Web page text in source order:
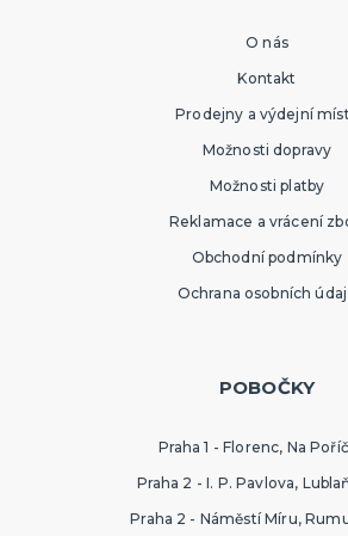
O nás
Kontakt
Prodejny a výdejní
Možnosti dopravy
Možnosti platby
Reklamace a vrácení
Obchodní podmínky
Ochrana osobních
POBOČKY
Praha 1 - Florenc, Na
Praha 2 - I. P. Pavlova,
Praha 2 - Náměstí Míru,